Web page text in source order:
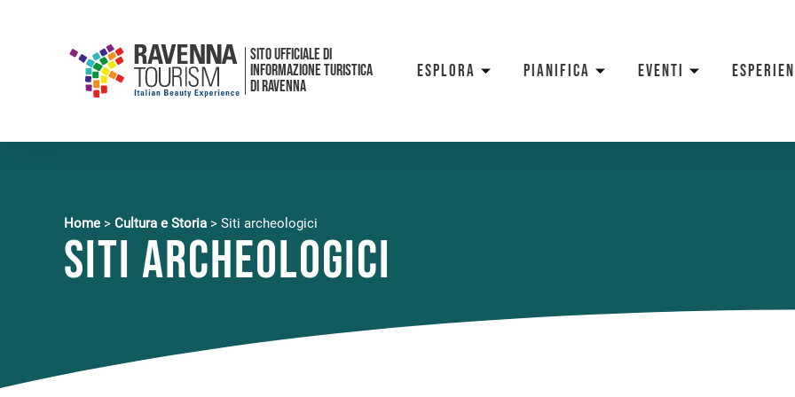
SITO UFFICIALE DI
INFORMAZIONE TURISTICA
DI RAVENNA
ESPLORA PIANIFICA EVENTI
Home > Cultura e Storia > Siti archeologici
Siti archeologici